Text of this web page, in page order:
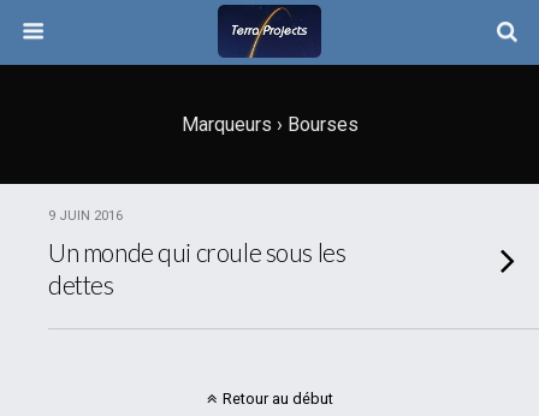
Marqueurs › Bourses
9 JUIN 2016
Un monde qui croule sous les
dettes
Retour au début